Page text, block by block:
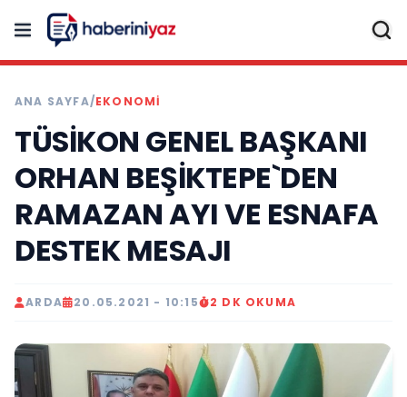
ANA SAYFA/EKONOMİ
TÜSİKON GENEL BAŞKANI
ORHAN BEŞİKTEPE`DEN
RAMAZAN AYI VE ESNAFA
DESTEK MESAJI
ARDA 20.05.2021 - 10:15 2 DK OKUMA